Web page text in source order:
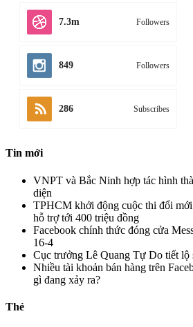
7.3m Followers
849 Followers
286 Subscribes
Tin mới
VNPT và Bắc Ninh hợp tác hình
diện
TPHCM khởi động cuộc thi đổi mới
hỗ trợ tới 400 triệu đồng
Facebook chính thức đóng cửa
16-4
Cục trưởng Lê Quang Tự Do tiết lộ
Nhiều tài khoản bán hàng trên
gì đang xảy ra?
Thẻ